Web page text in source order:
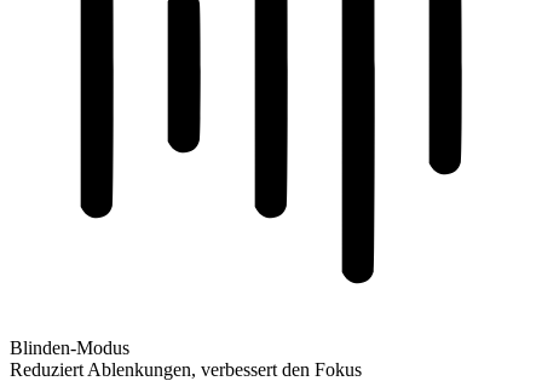
Blinden-Modus
Reduziert Ablenkungen, verbessert den Fokus